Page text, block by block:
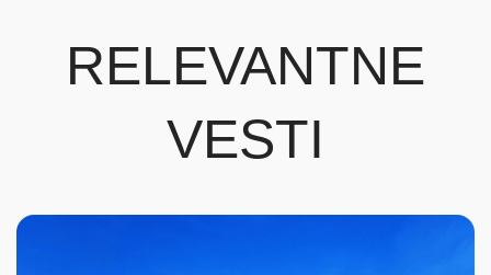
RELEVANTNE
VESTI